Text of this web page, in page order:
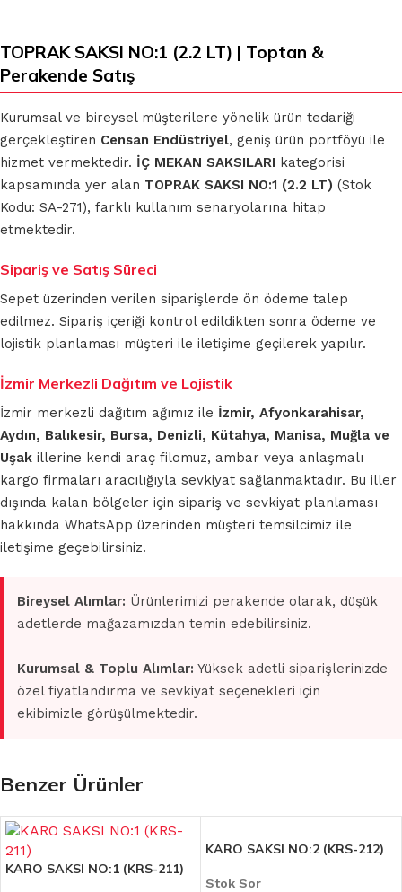
TOPRAK SAKSI NO:1 (2.2 LT) | Toptan &
Perakende Satış
Kurumsal ve bireysel müşterilere yönelik ürün tedariği
gerçekleştiren Censan Endüstriyel, geniş ürün portföyü ile
hizmet vermektedir. İÇ MEKAN SAKSILARI kategorisi
kapsamında yer alan TOPRAK SAKSI NO:1 (2.2 LT) (Stok
Kodu: SA-271), farklı kullanım senaryolarına hitap
etmektedir.
Sipariş ve Satış Süreci
Sepet üzerinden verilen siparişlerde ön ödeme talep
edilmez. Sipariş içeriği kontrol edildikten sonra ödeme ve
lojistik planlaması müşteri ile iletişime geçilerek yapılır.
İzmir Merkezli Dağıtım ve Lojistik
İzmir merkezli dağıtım ağımız ile İzmir, Afyonkarahisar,
Aydın, Balıkesir, Bursa, Denizli, Kütahya, Manisa, Muğla ve
Uşak illerine kendi araç filomuz, ambar veya anlaşmalı
kargo firmaları aracılığıyla sevkiyat sağlanmaktadır. Bu iller
dışında kalan bölgeler için sipariş ve sevkiyat planlaması
hakkında WhatsApp üzerinden müşteri temsilcimiz ile
iletişime geçebilirsiniz.
Bireysel Alımlar: Ürünlerimizi perakende olarak, düşük
adetlerde mağazamızdan temin edebilirsiniz.
Kurumsal & Toplu Alımlar: Yüksek adetli siparişlerinizde
özel fiyatlandırma ve sevkiyat seçenekleri için
ekibimizle görüşülmektedir.
Benzer Ürünler
KARO SAKSI NO:1 (KRS-211)
KARO SAKSI NO:2 (KRS-212)
Stok Sor